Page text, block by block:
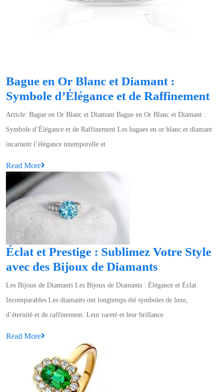
Bague en Or Blanc et Diamant :
Symbole d’Élégance et de Raffinement
Article: Bague en Or Blanc et Diamant Bague en Or Blanc et Diamant :
Symbole d’Élégance et de Raffinement Les bagues en or blanc et diamant
incarnent l’élégance intemporelle et
Read More
More
Éclat et Prestige : Sublimez Votre Style
avec des Bijoux de Diamants
et
Prestige
:
Les Bijoux de Diamants Les Bijoux de Diamants : Élégance et Éclat
Incomparables Les diamants ont longtemps été symboles de luxe,
d’éternité et de raffinement. Leur rareté et leur brillance
Read More